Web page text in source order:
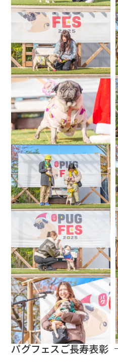
パグフェスご長寿表彰